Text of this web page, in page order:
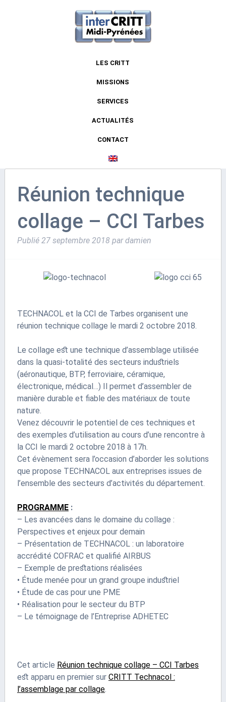
LES CRITT
MISSIONS
SERVICES
ACTUALITÉS
CONTACT
Réunion technique
collage – CCI Tarbes
Publié 27 septembre 2018 par damien
TECHNACOL et la CCI de Tarbes organisent une
réunion technique collage le mardi 2 octobre 2018.
Le collage est une technique d’assemblage utilisée
dans la quasi-totalité des secteurs industriels
(aéronautique, BTP, ferroviaire, céramique,
électronique, médical…) Il permet d’assembler de
manière durable et fiable des matériaux de toute
nature.
Venez découvrir le potentiel de ces techniques et
des exemples d’utilisation au cours d’une rencontre à
la CCI le mardi 2 octobre 2018 à 17h.
Cet évènement sera l’occasion d’aborder les solutions
que propose TECHNACOL aux entreprises issues de
l’ensemble des secteurs d’activités du département.
PROGRAMME:
– Les avancées dans le domaine du collage :
Perspectives et enjeux pour demain
– Présentation de TECHNACOL : un laboratoire
accrédité COFRAC et qualifié AIRBUS
– Exemple de prestations réalisées
• Étude menée pour un grand groupe industriel
• Étude de cas pour une PME
• Réalisation pour le secteur du BTP
– Le témoignage de l’Entreprise ADHETEC
Cet article Réunion technique collage – CCI Tarbes
est apparu en premier sur CRITT Technacol :
l’assemblage par collage.